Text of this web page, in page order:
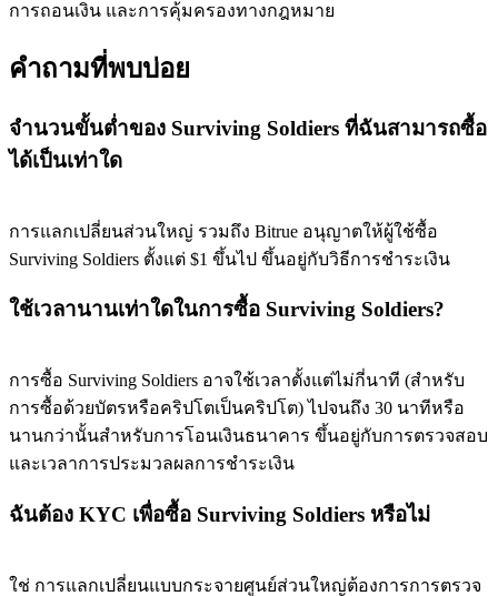
Trade Gold & Silver · 33,333 USDT Bonus
USDT New User Exclusive 10% APR
USDT Flexible Staking | Daily Rewards
New Listing Futures Fest
Crypto World Cup 2026: Grand Finale
77,777+3k Rewards
การถอนเงิน และการคุ้มครองทางกฎหมาย
คำถามที่พบบ่อย
จำนวนขั้นต่ำของ Surviving Soldiers ที่ฉันสามารถซื้อ
ได้เป็นเท่าใด
การแลกเปลี่ยนส่วนใหญ่ รวมถึง Bitrue อนุญาตให้ผู้ใช้ซื้อ
Surviving Soldiers ตั้งแต่ $1 ขึ้นไป ขึ้นอยู่กับวิธีการชำระเงิน
ใช้เวลานานเท่าใดในการซื้อ Surviving Soldiers?
การซื้อ Surviving Soldiers อาจใช้เวลาตั้งแต่ไม่กี่นาที (สำหรับ
การซื้อด้วยบัตรหรือคริปโตเป็นคริปโต) ไปจนถึง 30 นาทีหรือ
นานกว่านั้นสำหรับการโอนเงินธนาคาร ขึ้นอยู่กับการตรวจสอบ
และเวลาการประมวลผลการชำระเงิน
ฉันต้อง KYC เพื่อซื้อ Surviving Soldiers หรือไม่
ใช่ การแลกเปลี่ยนแบบกระจายศูนย์ส่วนใหญ่ต้องการการตรวจ